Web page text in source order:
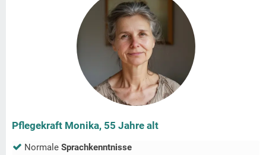
Pflegekraft Monika, 55 Jahre alt
Normale Sprachkenntnisse